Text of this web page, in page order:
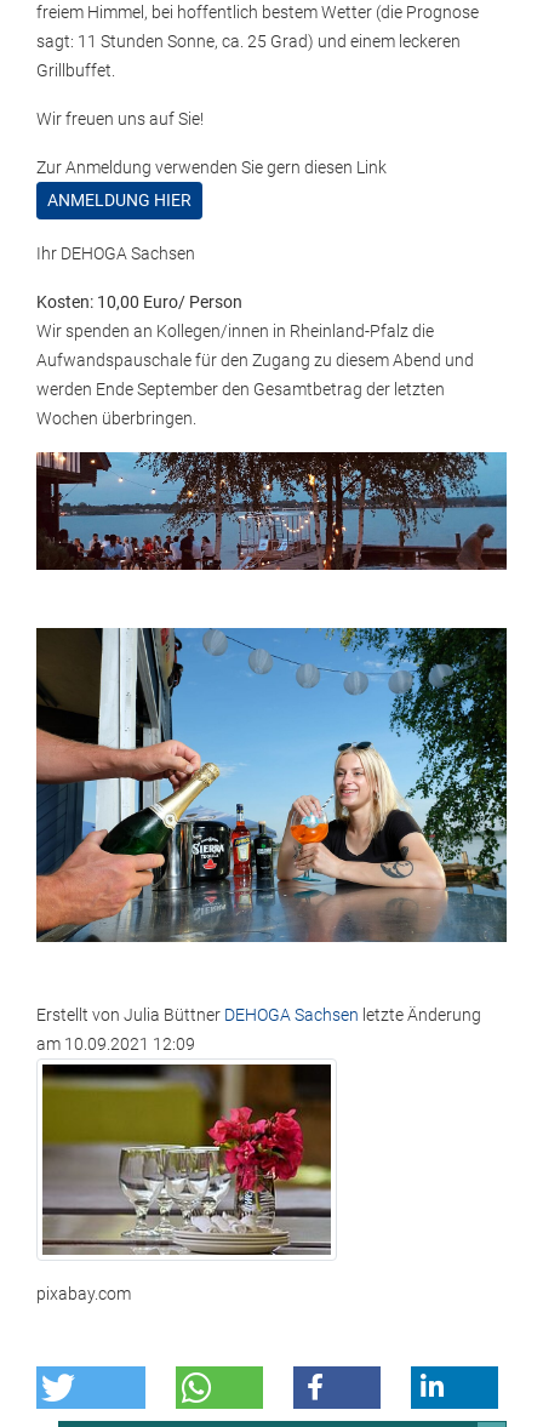
freiem Himmel, bei hoffentlich bestem Wetter (die Prognose
sagt: 11 Stunden Sonne, ca. 25 Grad) und einem leckeren
Grillbuffet.
Wir freuen uns auf Sie!
Zur Anmeldung verwenden Sie gern diesen Link
ANMELDUNG HIER
Ihr DEHOGA Sachsen
Kosten: 10,00 Euro/ Person
Wir spenden an Kollegen/innen in Rheinland-Pfalz die
Aufwandspauschale für den Zugang zu diesem Abend und
werden Ende September den Gesamtbetrag der letzten
Wochen überbringen.
Erstellt von Julia Büttner DEHOGA Sachsen letzte Änderung
am 10.09.2021 12:09
pixabay.com